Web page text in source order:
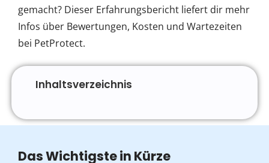
gemacht? Dieser Erfahrungsbericht liefert dir mehr
Infos über Bewertungen, Kosten und Wartezeiten
bei PetProtect.
Inhaltsverzeichnis
Das Wichtigste in Kürze